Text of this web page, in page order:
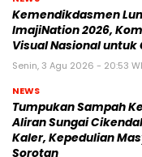
Kemendikdasmen
ImajiNation 2026,
Visual Nasional untuk
Senin, 3 Agu 2026 - 20:53
NEWS
Tumpukan Sampah
Aliran Sungai
Kaler, Kepedulian
Sorotan